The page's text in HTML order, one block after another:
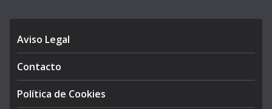
Aviso Legal
Contacto
Política de Cookies